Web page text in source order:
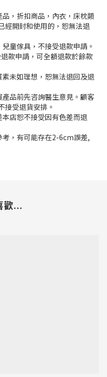
，折扣商品，內衣，床枕類
經開封和使用的，恕無法退
童傢具，不接受退款申請。
款申請，可全額退款於餘款
未如理想，恕無法退回及退
品前先咨詢醫生意見。顧客
接受退貨安排。
店恕不接受因有色差而退
，有可能存在2-6cm誤差,
歡...